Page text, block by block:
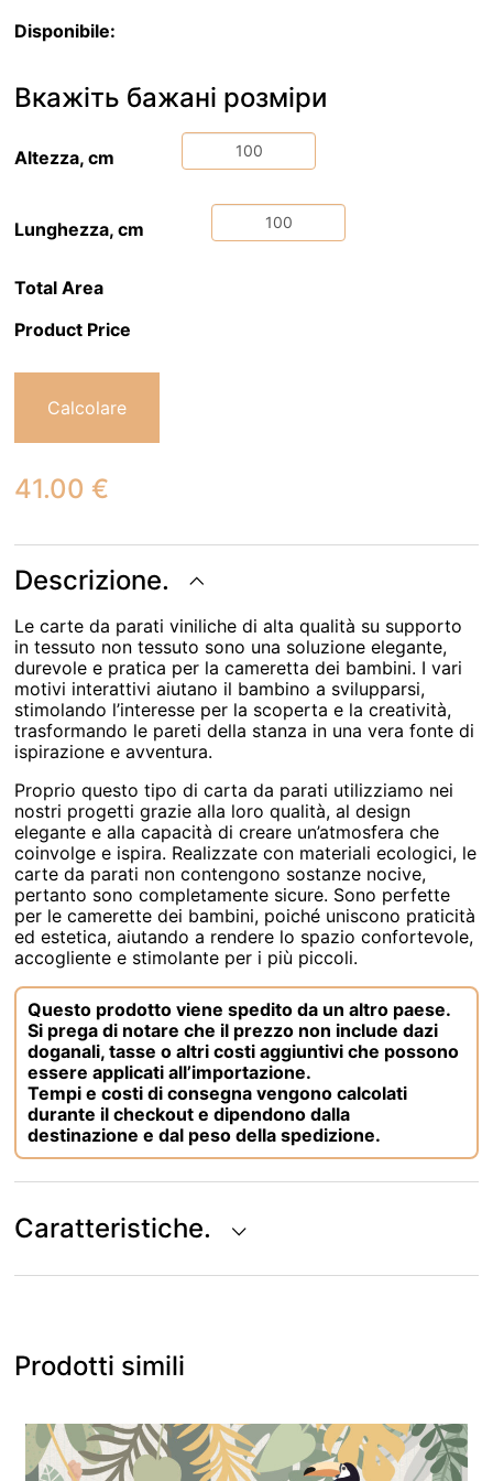
Disponibile:
Вкажіть бажані розміри
Altezza, cm
Lunghezza, cm
Total Area
Product Price
Calcolare
41.00€
Descrizione.
Le carte da parati viniliche di alta qualità su supporto
in tessuto non tessuto sono una soluzione elegante,
durevole e pratica per la cameretta dei bambini. I vari
motivi interattivi aiutano il bambino a svilupparsi,
stimolando l’interesse per la scoperta e la creatività,
trasformando le pareti della stanza in una vera fonte di
ispirazione e avventura.
Proprio questo tipo di carta da parati utilizziamo nei
nostri progetti grazie alla loro qualità, al design
elegante e alla capacità di creare un’atmosfera che
coinvolge e ispira. Realizzate con materiali ecologici, le
carte da parati non contengono sostanze nocive,
pertanto sono completamente sicure. Sono perfette
per le camerette dei bambini, poiché uniscono praticità
ed estetica, aiutando a rendere lo spazio confortevole,
accogliente e stimolante per i più piccoli.
Questo prodotto viene spedito da un altro paese.
Si prega di notare che il prezzo non include dazi
doganali, tasse o altri costi aggiuntivi che possono
essere applicati all’importazione.
Tempi e costi di consegna vengono calcolati
durante il checkout e dipendono dalla
destinazione e dal peso della spedizione.
Caratteristiche.
Prodotti simili